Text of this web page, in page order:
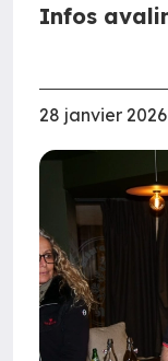
Infos
28 janvier 2026